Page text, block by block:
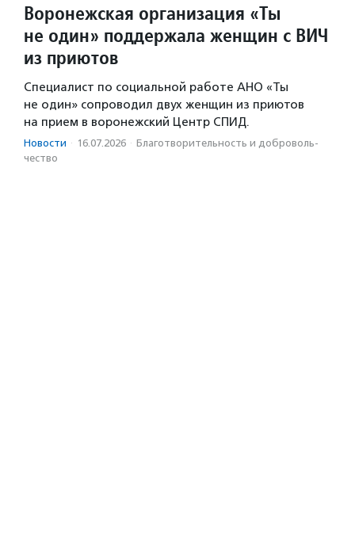
Воронежская организация «Ты
не один» поддержала женщин с ВИЧ
из приютов
Специалист по социальной работе АНО «Ты
не один» сопроводил двух женщин из приютов
на прием в воронежский Центр СПИД.
Новости · 16.07.2026 · Благотвори­тель­ность и доброволь­
чест­во